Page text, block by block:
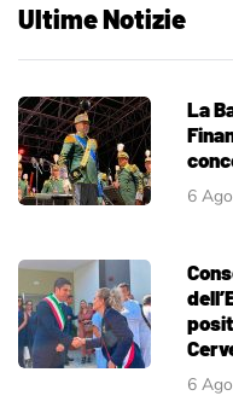
Ultime Notizie
La
6
6